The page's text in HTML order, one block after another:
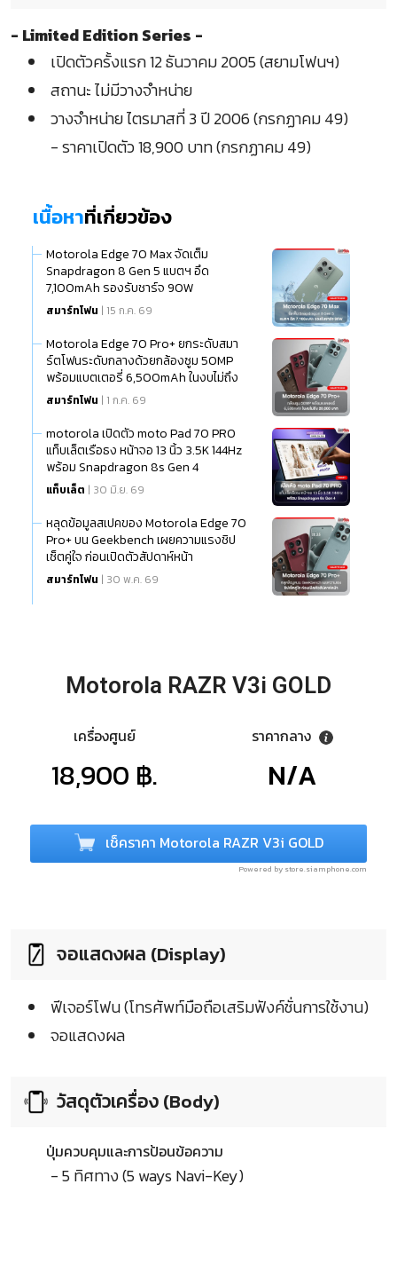
- Limited Edition Series -
เปิดตัวครั้งแรก 12 ธันวาคม 2005 (สยามโฟนฯ)
สถานะ ไม่มีวางจำหน่าย
วางจำหน่าย ไตรมาสที่ 3 ปี 2006 (กรกฏาคม 49)
- ราคาเปิดตัว 18,900 บาท (กรกฏาคม 49)
เนื้อหาที่เกี่ยวข้อง
Motorola Edge 70 Max จัดเต็ม
Snapdragon 8 Gen 5 แบตฯ อึด
7,100mAh รองรับชาร์จ 90W
สมาร์ทโฟน | 15 ก.ค. 69
Motorola Edge 70 Pro+ ยกระดับสมา
ร์ตโฟนระดับกลางด้วยกล้องซูม 50MP
พร้อมแบตเตอรี่ 6,500mAh ในงบไม่ถึง
20,000 บาท
สมาร์ทโฟน | 1 ก.ค. 69
motorola เปิดตัว moto Pad 70 PRO
แท็บเล็ตเรือธง หน้าจอ 13 นิ้ว 3.5K 144Hz
พร้อม Snapdragon 8s Gen 4
แท็บเล็ต | 30 มิ.ย. 69
หลุดข้อมูลสเปคของ Motorola Edge 70
Pro+ บน Geekbench เผยความแรงชิป
เซ็ตคู่ใจ ก่อนเปิดตัวสัปดาห์หน้า
สมาร์ทโฟน | 30 พ.ค. 69
Motorola RAZR V3i GOLD
เครื่องศูนย์
18,900 ฿.
ราคากลาง
N/A
เช็คราคา Motorola RAZR V3i GOLD
Powered by store.siamphone.com
จอแสดงผล (Display)
ฟีเจอร์โฟน (โทรศัพท์มือถือเสริมฟังค์ชั่นการใช้งาน)
จอแสดงผล
วัสดุตัวเครื่อง (Body)
ปุ่มควบคุมและการป้อนข้อความ
- 5 ทิศทาง (5 ways Navi-Key)